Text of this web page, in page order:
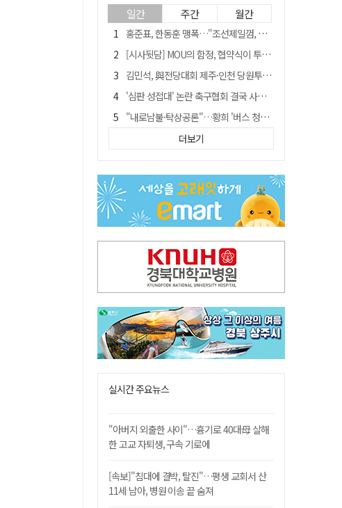
일간 주간 월간
홍준표, 한동훈 맹폭…"조선제일껌, 권력에 살고 권력에 죽었다"
[시사뒷담] MOU의 함정, 협약식이 투자 확정은 아니긴 해
김민석, 與전당대회 제주·인천 당원투표서 승리…누적 득표는 '초박빙'
'심판 성접대' 논란 축구협회 결국 사과…"깊이 반성, 쇄신하겠다"
"내로남불·탁상공론"…황희 '버스 청년주택' 제안에 與 내부서도 쓴소리
"경로당 통장에 비밀번호가 적혀 있다"…전국 돌며 경로당 13곳 턴 30대 구속
예안향교 대성전, '국가지정 보물로 지정'
휠체어 환자 발로 밀어 숨지게 한 70대 간병인…2심도 집행유예
박권현 청도군수, 국무총리에 "청도 물 공급 최대 3만t 늘려달라"
더보기
실시간 주요뉴스
"아버지 외출한 사이"…흉기로 40대母 살해
한 고교 자퇴생, 구속 기로에
[속보]"침대에 결박, 탈진"…평생 교회서 산
11세 남아, 병원 이송 끝 숨져